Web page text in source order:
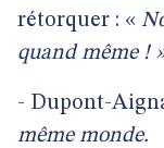
rétorquer : «
quand même !
- Dupont-
même monde.